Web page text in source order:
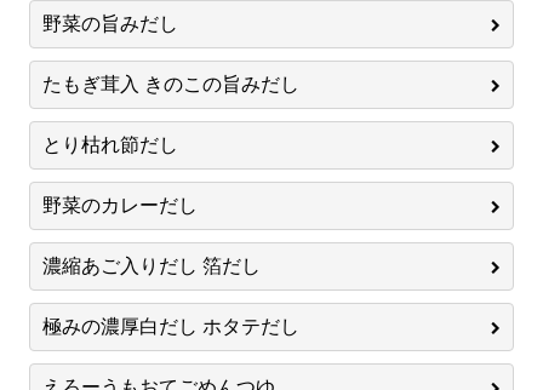
野菜の旨みだし
たもぎ茸入 きのこの旨みだし
とり枯れ節だし
野菜のカレーだし
濃縮あご入りだし 箔だし
極みの濃厚白だし ホタテだし